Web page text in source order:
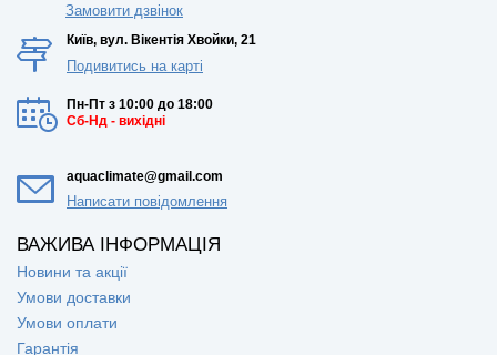
Замовити дзвінок
Київ, вул. Вікентія Хвойки, 21
Подивитись на карті
Пн-Пт з 10:00 до 18:00
Сб-Нд - вихідні
aquaclimate@gmail.com
Написати повідомлення
ВАЖИВА ІНФОРМАЦІЯ
Новини та акції
Умови доставки
Умови оплати
Гарантія